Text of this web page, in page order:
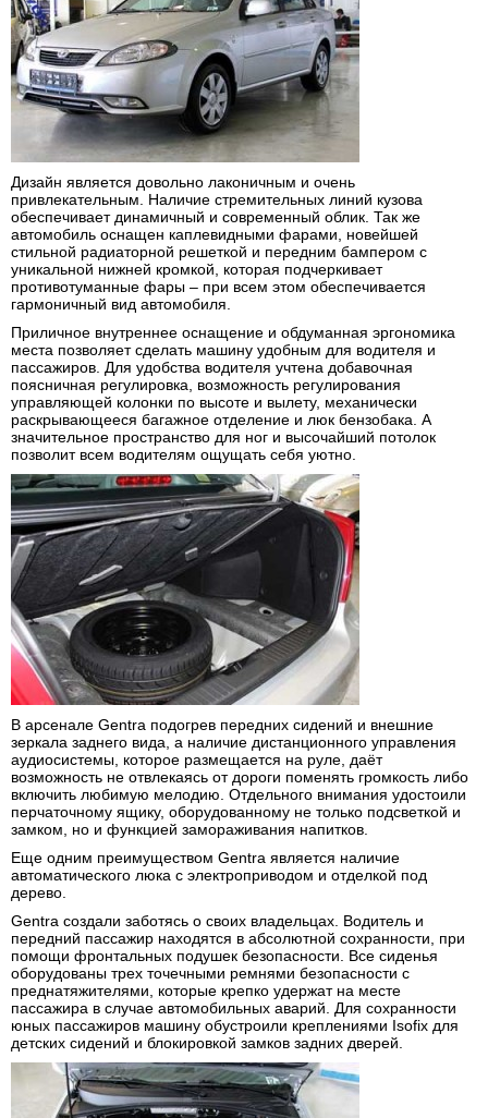
Дизайн является довольно лаконичным и очень
привлекательным. Наличие стремительных линий кузова
обеспечивает динамичный и современный облик. Так же
автомобиль оснащен каплевидными фарами, новейшей
стильной радиаторной решеткой и передним бампером с
уникальной нижней кромкой, которая подчеркивает
противотуманные фары – при всем этом обеспечивается
гармоничный вид автомобиля.
Приличное внутреннее оснащение и обдуманная эргономика
места позволяет сделать машину удобным для водителя и
пассажиров. Для удобства водителя учтена добавочная
поясничная регулировка, возможность регулирования
управляющей колонки по высоте и вылету, механически
раскрывающееся багажное отделение и люк бензобака. А
значительное пространство для ног и высочайший потолок
позволит всем водителям ощущать себя уютно.
В арсенале Gentra подогрев передних сидений и внешние
зеркала заднего вида, а наличие дистанционного управления
аудиосистемы, которое размещается на руле, даёт
возможность не отвлекаясь от дороги поменять громкость либо
включить любимую мелодию. Отдельного внимания удостоили
перчаточному ящику, оборудованному не только подсветкой и
замком, но и функцией замораживания напитков.
Еще одним преимуществом Gentra является наличие
автоматического люка с электроприводом и отделкой под
дерево.
Gentra создали заботясь о своих владельцах. Водитель и
передний пассажир находятся в абсолютной сохранности, при
помощи фронтальных подушек безопасности. Все сиденья
оборудованы трех точечными ремнями безопасности с
преднатяжителями, которые крепко удержат на месте
пассажира в случае автомобильных аварий. Для сохранности
юных пассажиров машину обустроили креплениями Isofix для
детских сидений и блокировкой замков задних дверей.